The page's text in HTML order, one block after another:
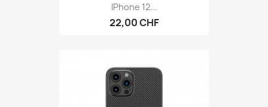
IPhone 12...
22,00 CHF